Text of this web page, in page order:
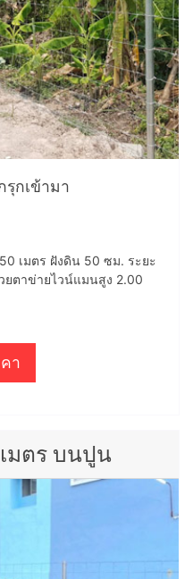
รุกเข้ามา
เมตร ฝังดิน 50 ซม. ระยะ
ยตาข่ายไวน์แมนสูง 2.00
า
มตร บนปูน